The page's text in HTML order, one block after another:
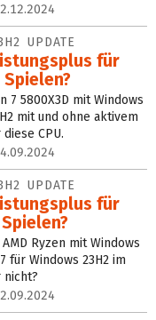
UPDATE
für
Spielen?
7 5800X3D mit Windows
mit und ohne aktivem
CPU.
UPDATE
für
Ryzen mit Windows
für Windows 23H2 im
nicht?